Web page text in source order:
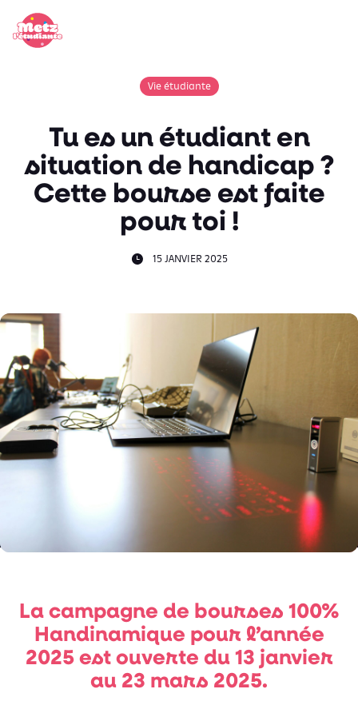
Panneau de gestion des cookies
Vie étudiante
Tu es un étudiant en
situation de handicap ?
Cette bourse est faite
pour toi !
15 JANVIER 2025
La campagne de bourses 100%
Handinamique pour l’année
2025 est ouverte du 13 janvier
au 23 mars 2025.